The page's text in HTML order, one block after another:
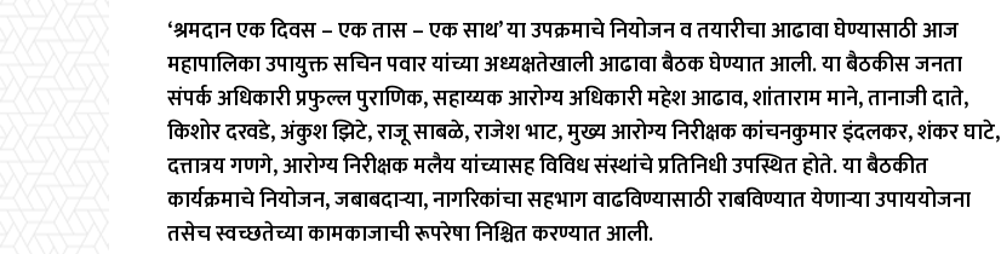
‘श्रमदान एक दिवस – एक तास – एक साथ’ या उपक्रमाचे नियोजन व तयारीचा आढावा घेण्यासाठी आज
महापालिका उपायुक्त सचिन पवार यांच्या अध्यक्षतेखाली आढावा बैठक घेण्यात आली. या बैठकीस जनता
संपर्क अधिकारी प्रफुल्ल पुराणिक, सहाय्यक आरोग्य अधिकारी महेश आढाव, शांताराम माने, तानाजी दाते,
किशोर दरवडे, अंकुश झिटे, राजू साबळे, राजेश भाट, मुख्य आरोग्य निरीक्षक कांचनकुमार इंदलकर, शंकर घाटे,
दत्तात्रय गणगे, आरोग्य निरीक्षक मलैय यांच्यासह विविध संस्थांचे प्रतिनिधी उपस्थित होते. या बैठकीत
कार्यक्रमाचे नियोजन, जबाबदाऱ्या, नागरिकांचा सहभाग वाढविण्यासाठी राबविण्यात येणाऱ्या उपाययोजना
तसेच स्वच्छतेच्या कामकाजाची रूपरेषा निश्चित करण्यात आली.